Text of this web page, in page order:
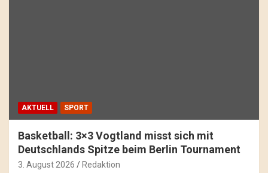
AKTUELL SPORT
Basketball: 3×3 Vogtland misst sich mit
Deutschlands Spitze beim Berlin Tournament
3. August 2026 Redaktion